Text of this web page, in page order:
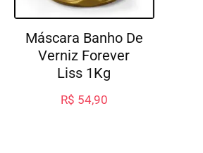
Máscara Banho De
Verniz Forever
Liss 1Kg
R$ 54,90